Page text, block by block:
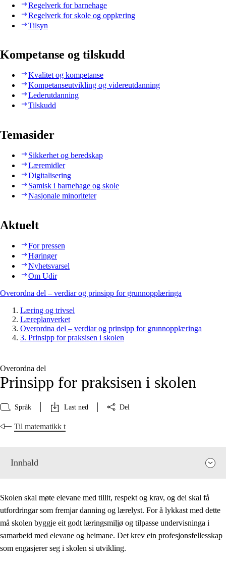
Regelverk for barnehage
Regelverk for skole og opplæring
Tilsyn
Kompetanse og tilskudd
Kvalitet og kompetanse
Kompetanseutvikling og videreutdanning
Lederutdanning
Tilskudd
Temasider
Sikkerhet og beredskap
Læremidler
Digitalisering
Samisk i barnehage og skole
Nasjonale minoriteter
Aktuelt
For pressen
Høringer
Nyhetsvarsel
Om Udir
Overordna del – verdiar og prinsipp for grunnopplæringa
Læring og trivsel
Læreplanverket
Overordna del – verdiar og prinsipp for grunnopplæringa
3. Prinsipp for praksisen i skolen
Overordna del
Prinsipp for praksisen i skolen
Språk Last ned Del
Til matematikk t
Innhald
Skolen skal møte elevane med tillit, respekt og krav, og dei skal få
utfordringar som fremjar danning og lærelyst. For å lykkast med dette
må skolen byggje eit godt læringsmiljø og tilpasse undervisninga i
samarbeid med elevane og heimane. Det krev ein profesjonsfellesskap
som engasjerer seg i skolen si utvikling.